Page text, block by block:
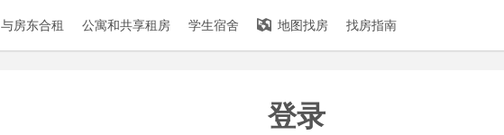
与房东合租 公寓和共享租房 学生宿舍 地图找房 找房指南
登录